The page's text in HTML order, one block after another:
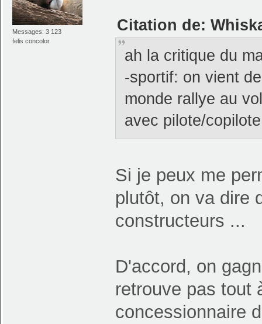
Messages: 3 123
felis concolor
Citation de:
ah la critique du
-sportif: on vient
monde rallye au
avec pilote/
Si je peux me
plutôt, on va dire
constructeurs ...
D'accord, on
retrouve pas tout
concessionnaire